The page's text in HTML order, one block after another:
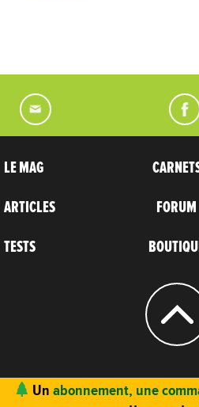
LE MAG
ARTICLES
TESTS
FORUM
© 2004 - 2026
Un abonnement, une